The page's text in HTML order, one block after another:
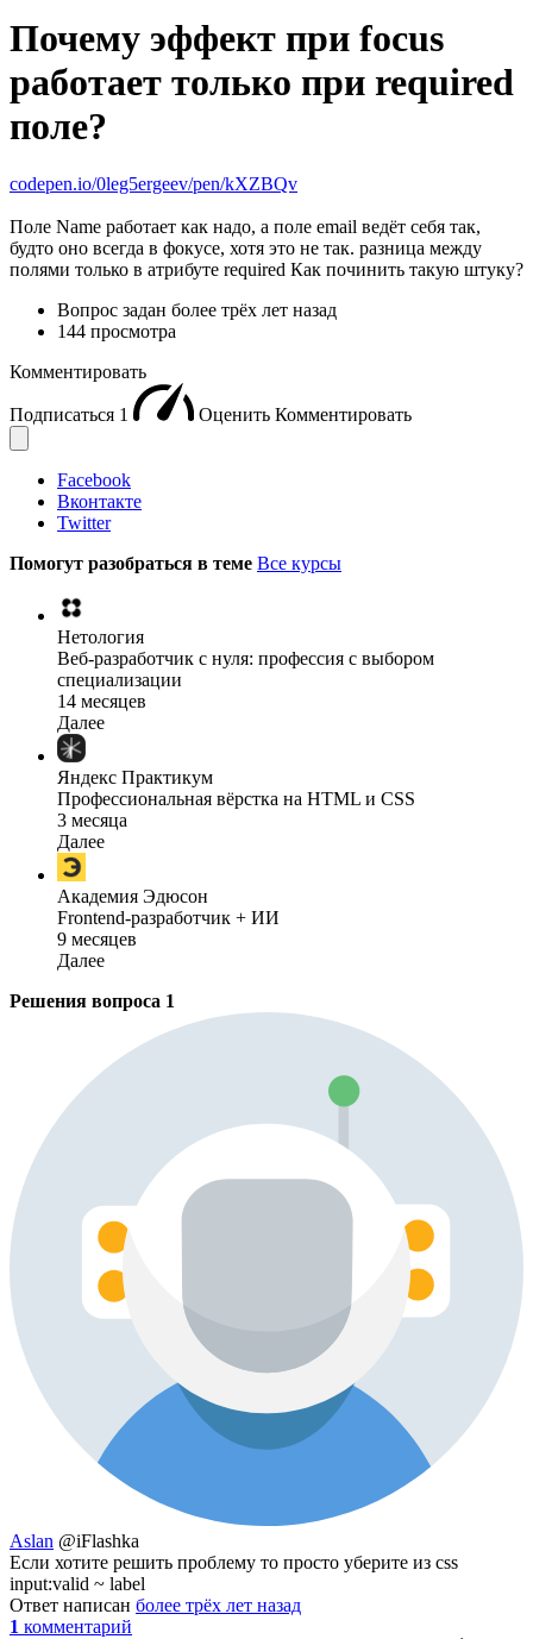
Почему эффект при focus
работает только при required
поле?
codepen.io/0leg5ergeev/pen/kXZBQv
Поле Name работает как надо, а поле email ведёт себя так,
будто оно всегда в фокусе, хотя это не так. разница между
полями только в атрибуте required Как починить такую штуку?
Вопрос задан более трёх лет назад
144 просмотра
Комментировать
Подписаться 1 Оценить Комментировать
Facebook
Вконтакте
Twitter
Помогут разобраться в теме Все курсы
Нетология
Веб-разработчик с нуля: профессия с выбором
специализации
14 месяцев
Далее
Яндекс Практикум
Профессиональная вёрстка на HTML и CSS
3 месяца
Далее
Академия Эдюсон
Frontend-разработчик + ИИ
9 месяцев
Далее
Решения вопроса 1
Aslan @iFlashka
Если хотите решить проблему то просто уберите из css
input:valid ~ label
Ответ написан более трёх лет назад
1 комментарий